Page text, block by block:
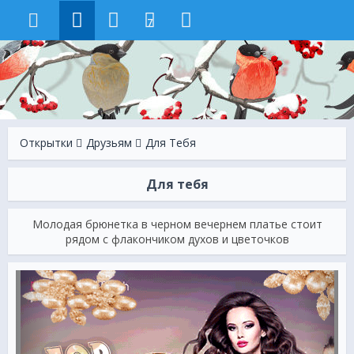
7
Открытки Друзьям Для Тебя
Для тебя
Молодая брюнетка в черном вечернем платье стоит
рядом с флакончиком духов и цветочков